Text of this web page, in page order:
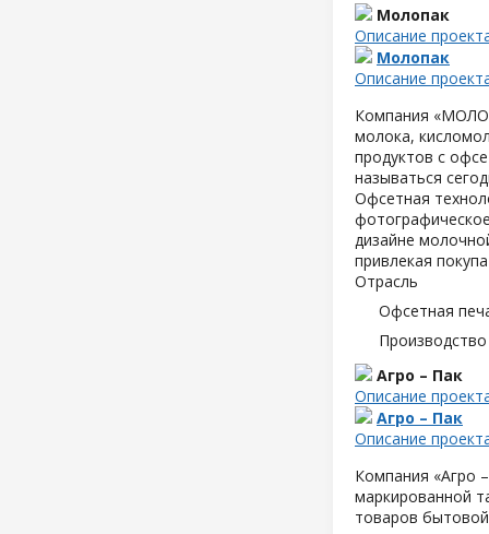
Молопак
Описание
Молопак
Описание
Компания
молока,
продуктов с
называться
Офсетная
дизайне
привлекая
Отрасль
Офсетная
Агро – Пак
Описание
Агро – Пак
Описание
Компания «Агро
маркированной
товаров